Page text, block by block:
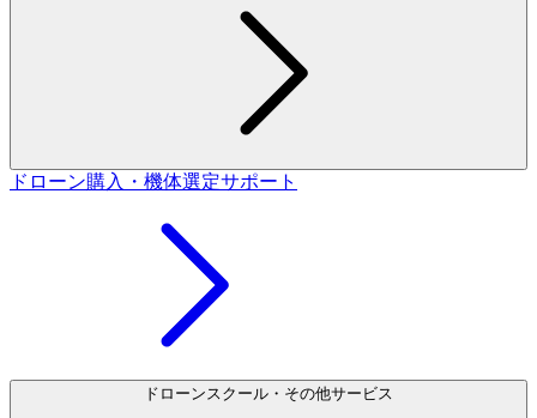
ドローン購入・機体選定サポート
ドローンスクール・その他サービス